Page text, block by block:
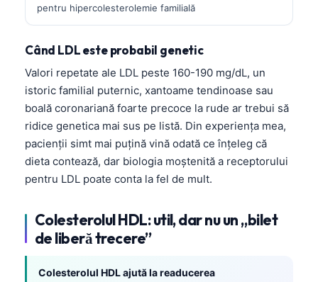
pentru hipercolesterolemie familială
Când LDL este probabil genetic
Valori repetate ale LDL peste 160-190 mg/dL, un
istoric familial puternic, xantoame tendinoase sau
boală coronariană foarte precoce la rude ar trebui să
ridice genetica mai sus pe listă. Din experiența mea,
pacienții simt mai puțină vină odată ce înțeleg că
dieta contează, dar biologia moștenită a receptorului
pentru LDL poate conta la fel de mult.
Colesterolul HDL: util, dar nu un „bilet
de liberă trecere”
Colesterolul HDL ajută la readucerea